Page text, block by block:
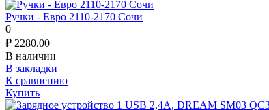
Ручки - Евро 2110-2170 Сочи
0
₽ 2280.00
В наличии
В закладки
К сравнению
Купить